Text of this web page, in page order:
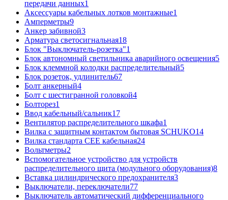
передачи данных1
Аксессуары кабельных лотков монтажные1
Амперметры9
Анкер забивной3
Арматура светосигнальная18
Блок "Выключатель-розетка"1
Блок автономный светильника аварийного освещения5
Блок клеммной колодки распределительный5
Блок розеток, удлинитель67
Болт анкерный4
Болт с шестигранной головкой4
Болторез1
Ввод кабельный/сальник17
Вентилятор распределительного шкафа1
Вилка с защитным контактом бытовая SCHUKO14
Вилка стандарта CEE кабельная24
Вольтметры2
Вспомогательное устройство для устройств
распределительного щита (модульного оборудования)8
Вставка цилиндрического предохранителя3
Выключатели, переключатели77
Выключатель автоматический дифференциального